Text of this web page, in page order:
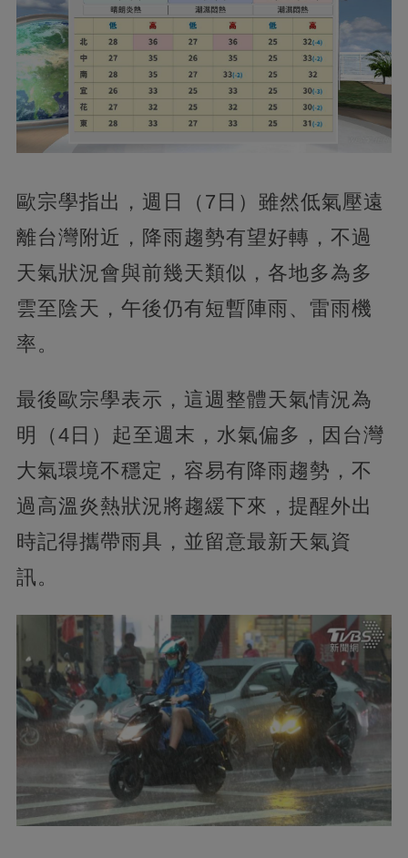
歐宗學指出，週日（7日）雖然低氣壓遠
離台灣附近，降雨趨勢有望好轉，不過
天氣狀況會與前幾天類似，各地多為多
雲至陰天，午後仍有短暫陣雨、雷雨機
率。
最後歐宗學表示，這週整體天氣情況為
明（4日）起至週末，水氣偏多，因台灣
大氣環境不穩定，容易有降雨趨勢，不
過高溫炎熱狀況將趨緩下來，提醒外出
時記得攜帶雨具，並留意最新天氣資
訊。